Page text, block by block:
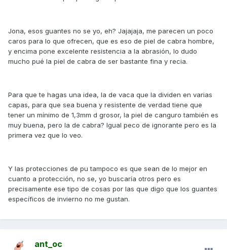
Jona, esos guantes no se yo, eh? Jajajaja, me parecen un poco
caros para lo que ofrecen, que es eso de piel de cabra hombre,
y encima pone excelente resistencia a la abrasión, lo dudo
mucho pué la piel de cabra de ser bastante fina y recia.
Para que te hagas una idea, la de vaca que la dividen en varias
capas, para que sea buena y resistente de verdad tiene que
tener un mínimo de 1,3mm d grosor, la piel de canguro también es
muy buena, pero la de cabra? Igual peco de ignorante pero es la
primera vez que lo veo.
Y las protecciones de pu tampoco es que sean de lo mejor en
cuanto a protección, no se, yo buscaría otros pero es
precisamente ese tipo de cosas por las que digo que los guantes
específicos de invierno no me gustan.
ant_oc